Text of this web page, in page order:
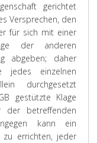
gerichtet
Versprechen, den
für sich mit einer
der anderen
abgeben; daher
einzelnen
durchgesetzt
gestützte Klage
der betreffenden
kann ein
zu errichten, jeder